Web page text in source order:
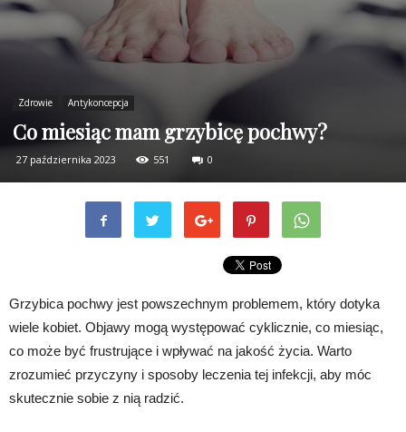
Zdrowie Antykoncepcja
Co miesiąc mam grzybicę pochwy?
27 października 2023 551 0
Grzybica pochwy jest powszechnym problemem, który dotyka
wiele kobiet. Objawy mogą występować cyklicznie, co miesiąc,
co może być frustrujące i wpływać na jakość życia. Warto
zrozumieć przyczyny i sposoby leczenia tej infekcji, aby móc
skutecznie sobie z nią radzić.